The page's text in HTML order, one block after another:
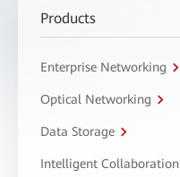
Products
Enterprise Networking
Optical Networking
Data Storage
Intelligent Collaboration